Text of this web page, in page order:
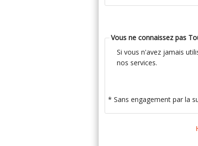
Vous ne connaissez pas
Si vous n'avez jamais
nos services.
* Sans engagement par la